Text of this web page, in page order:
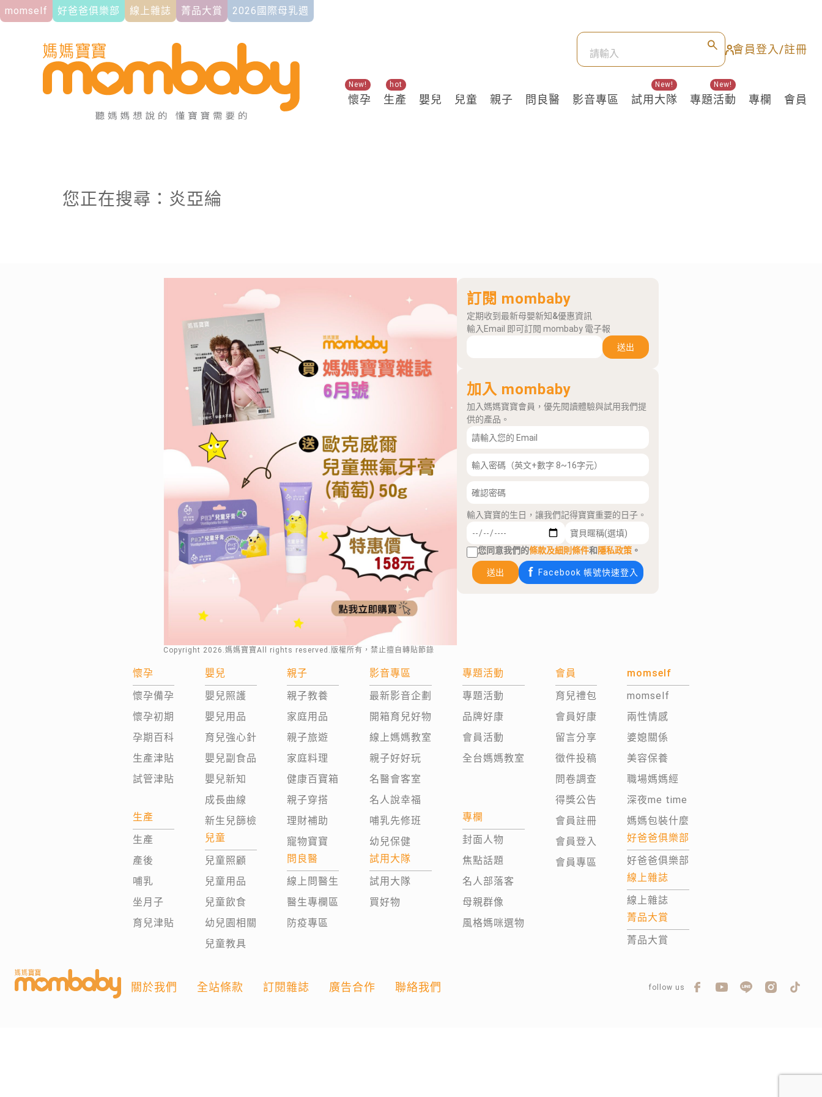
momself 好爸爸俱樂部 線上雜誌 菁品大賞 2026國際母乳週
會員登入/註冊
懷孕
New!
生產
hot
嬰兒 兒童 親子 問良醫 影音專區 試用大隊
New!
專題活動
New!
專欄 會員
關鍵熱搜
您正在搜尋：炎亞綸
Copyright 2026 .媽媽寶寶All rights reserved.版權所有，禁止擅自轉貼節錄
訂閱 mombaby
定期收到最新母嬰新知&優惠資訊
輸入Email 即可訂閱 mombaby 電子報
送出
加入 mombaby
加入媽媽寶寶會員，優先閱讀體驗與試用我們提
供的產品。
輸入寶寶的生日，讓我們記得寶寶重要的日子。
您同意我們的條款及細則條件和隱私政策 。
送出 Facebook 帳號快速登入
懷孕
懷孕備孕
懷孕初期
孕期百科
生產津貼
試管津貼
生產
生產
產後
哺乳
坐月子
育兒津貼
嬰兒
嬰兒照護
嬰兒用品
育兒強心針
嬰兒副食品
嬰兒新知
成長曲線
新生兒篩檢
兒童
兒童照顧
兒童用品
兒童飲食
幼兒園相關
兒童教具
親子
親子教養
家庭用品
親子旅遊
家庭料理
健康百寶箱
親子穿搭
理財補助
寵物寶寶
問良醫
線上問醫生
醫生專欄區
防疫專區
影音專區
最新影音企劃
開箱育兒好物
線上媽媽教室
親子好好玩
名醫會客室
名人說幸福
哺乳先修班
幼兒保健
試用大隊
試用大隊
買好物
專題活動
專題活動
品牌好康
會員活動
全台媽媽教室
專欄
封面人物
焦點話題
名人部落客
母親群像
風格媽咪選物
會員
育兒禮包
會員好康
留言分享
徵件投稿
問卷調查
得獎公告
會員註冊
會員登入
會員專區
momself
momself
兩性情感
婆媳關係
美容保養
職場媽媽經
深夜me time
媽媽包裝什麼
好爸爸俱樂部
好爸爸俱樂部
線上雜誌
線上雜誌
菁品大賞
菁品大賞
關於我們 全站條款 訂閱雜誌 廣告合作 聯絡我們 follow us